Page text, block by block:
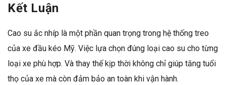
Kết Luận
Cao su ắc nhíp là một phần quan trọng trong hệ thống treo
của xe đầu kéo Mỹ. Việc lựa chọn đúng loại cao su cho từng
loại xe phù hợp. Và thay thế kịp thời không chỉ giúp tăng tuổi
thọ của xe mà còn đảm bảo an toàn khi vận hành.